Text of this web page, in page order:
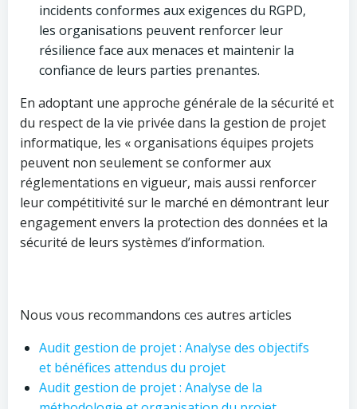
incidents conformes aux exigences du RGPD,
les organisations peuvent renforcer leur
résilience face aux menaces et maintenir la
confiance de leurs parties prenantes.
En adoptant une approche générale de la sécurité et
du respect de la vie privée dans la gestion de projet
informatique, les « organisations équipes projets
peuvent non seulement se conformer aux
réglementations en vigueur, mais aussi renforcer
leur compétitivité sur le marché en démontrant leur
engagement envers la protection des données et la
sécurité de leurs systèmes d’information.
Nous vous recommandons ces autres articles
Audit gestion de projet : Analyse des objectifs
et bénéfices attendus du projet
Audit gestion de projet : Analyse de la